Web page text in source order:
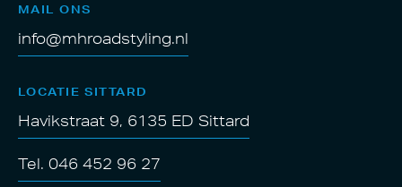
MAIL ONS
info@mhroadstyling.nl
LOCATIE SITTARD
Havikstraat 9, 6135 ED Sittard
Tel. 046 452 96 27